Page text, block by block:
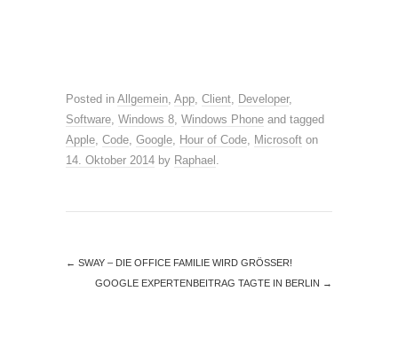
Posted in Allgemein, App, Client, Developer,
Software, Windows 8, Windows Phone and tagged
Apple, Code, Google, Hour of Code, Microsoft on
14. Oktober 2014 by Raphael .
← SWAY – DIE OFFICE FAMILIE WIRD GRÖSSER!
GOOGLE EXPERTENBEITRAG TAGTE IN BERLIN →